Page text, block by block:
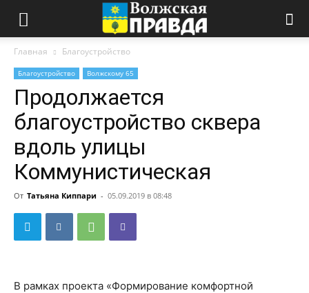
Главная Благоустройство
Благоустройство Волжскому 65
Продолжается
благоустройство сквера
вдоль улицы
Коммунистическая
От Татьяна Киппари - 05.09.2019 в 08:48
В рамках проекта «Формирование комфортной